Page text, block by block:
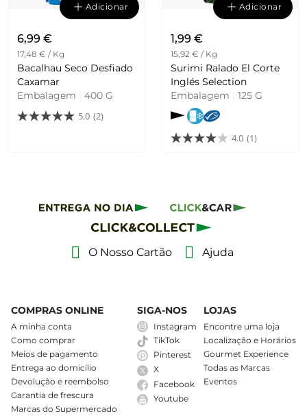
Adicionar
6,99 €
17,48 € / Kg
Bacalhau Seco Desfiado
Caxamar
Embalagem
400 G
5.0 (2)
Adicionar
1,99 €
15,92 € / Kg
Surimi Ralado El Corte
Inglés Selection
Embalagem
125 G
4.0 (1)
O Nosso Cartão Ajuda
COMPRAS ONLINE
A minha conta
Como comprar
Meios de pagamento
Entrega ao domicílio
Devolução e reembolso
Garantia de frescura
Marcas do Supermercado
SIGA-NOS
Instagram
TikTok
Pinterest
X
Facebook
Youtube
LOJAS
Encontre uma loja
Localização e Horários
Gourmet Experience
Todas as Marcas
Eventos